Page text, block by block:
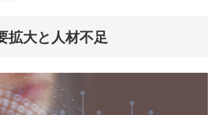
拡大と人材不足